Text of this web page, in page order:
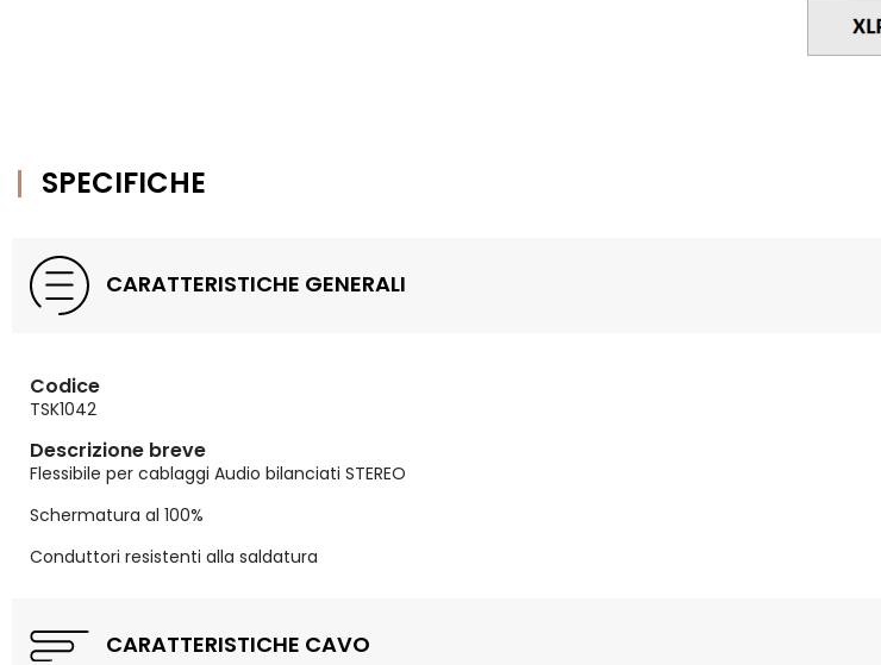
SPECIFICHE
CARATTERISTICHE GENERALI
Codice
TSK1042
Descrizione breve
Flessibile per cablaggi Audio bilanciati STEREO
Schermatura al 100%
Conduttori resistenti alla saldatura
CARATTERISTICHE CAVO